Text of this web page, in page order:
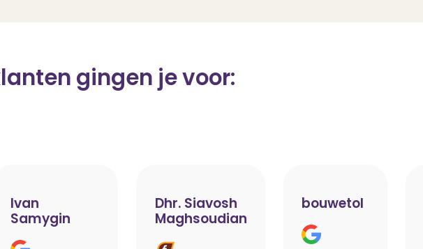
gingen je voor:
Ivan
Samygin
Dhr. Siavosh
Maghsoudian
bouwetol